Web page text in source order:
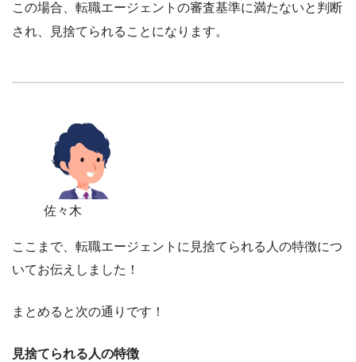
この場合、転職エージェントの審査基準に満たないと判断
され、見捨てられることになります。
佐々木
ここまで、転職エージェントに見捨てられる人の特徴につ
いてお伝えしました！
まとめると次の通りです！
見捨てられる人の特徴